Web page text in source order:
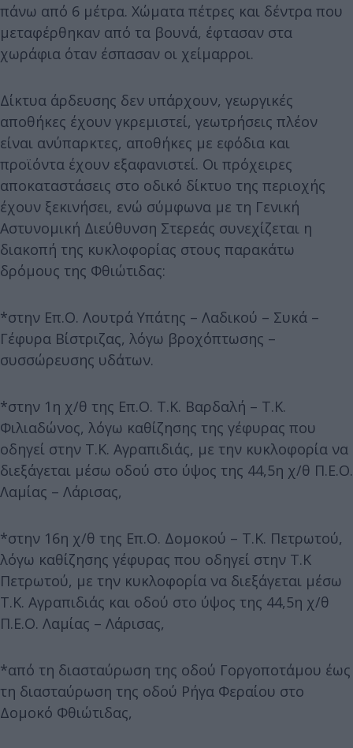
πάνω από 6 μέτρα. Χώματα πέτρες και δέντρα που
μεταφέρθηκαν από τα βουνά, έφτασαν στα
χωράφια όταν έσπασαν οι χείμαρροι.
Δίκτυα άρδευσης δεν υπάρχουν, γεωργικές
αποθήκες έχουν γκρεμιστεί, γεωτρήσεις πλέον
είναι ανύπαρκτες, αποθήκες με εφόδια και
προϊόντα έχουν εξαφανιστεί. Οι πρόχειρες
αποκαταστάσεις στο οδικό δίκτυο της περιοχής
έχουν ξεκινήσει, ενώ σύμφωνα με τη Γενική
Αστυνομική Διεύθυνση Στερεάς συνεχίζεται η
διακοπή της κυκλοφορίας στους παρακάτω
δρόμους της Φθιώτιδας:
*στην Επ.Ο. Λουτρά Υπάτης – Λαδικού – Συκά –
Γέφυρα Βίστριζας, λόγω βροχόπτωσης –
συσσώρευσης υδάτων.
*στην 1η χ/θ της Επ.Ο. Τ.Κ. Βαρδαλή – Τ.Κ.
Φιλιαδώνος, λόγω καθίζησης της γέφυρας που
οδηγεί στην Τ.Κ. Αγραπιδιάς, με την κυκλοφορία να
διεξάγεται μέσω οδού στο ύψος της 44,5η χ/θ Π.Ε.Ο.
Λαμίας – Λάρισας,
*στην 16η χ/θ της Επ.Ο. Δομοκού – Τ.Κ. Πετρωτού,
λόγω καθίζησης γέφυρας που οδηγεί στην Τ.Κ
Πετρωτού, με την κυκλοφορία να διεξάγεται μέσω
Τ.Κ. Αγραπιδιάς και οδού στο ύψος της 44,5η χ/θ
Π.Ε.Ο. Λαμίας – Λάρισας,
*από τη διασταύρωση της οδού Γοργοποτάμου έως
τη διασταύρωση της οδού Ρήγα Φεραίου στο
Δομοκό Φθιώτιδας,